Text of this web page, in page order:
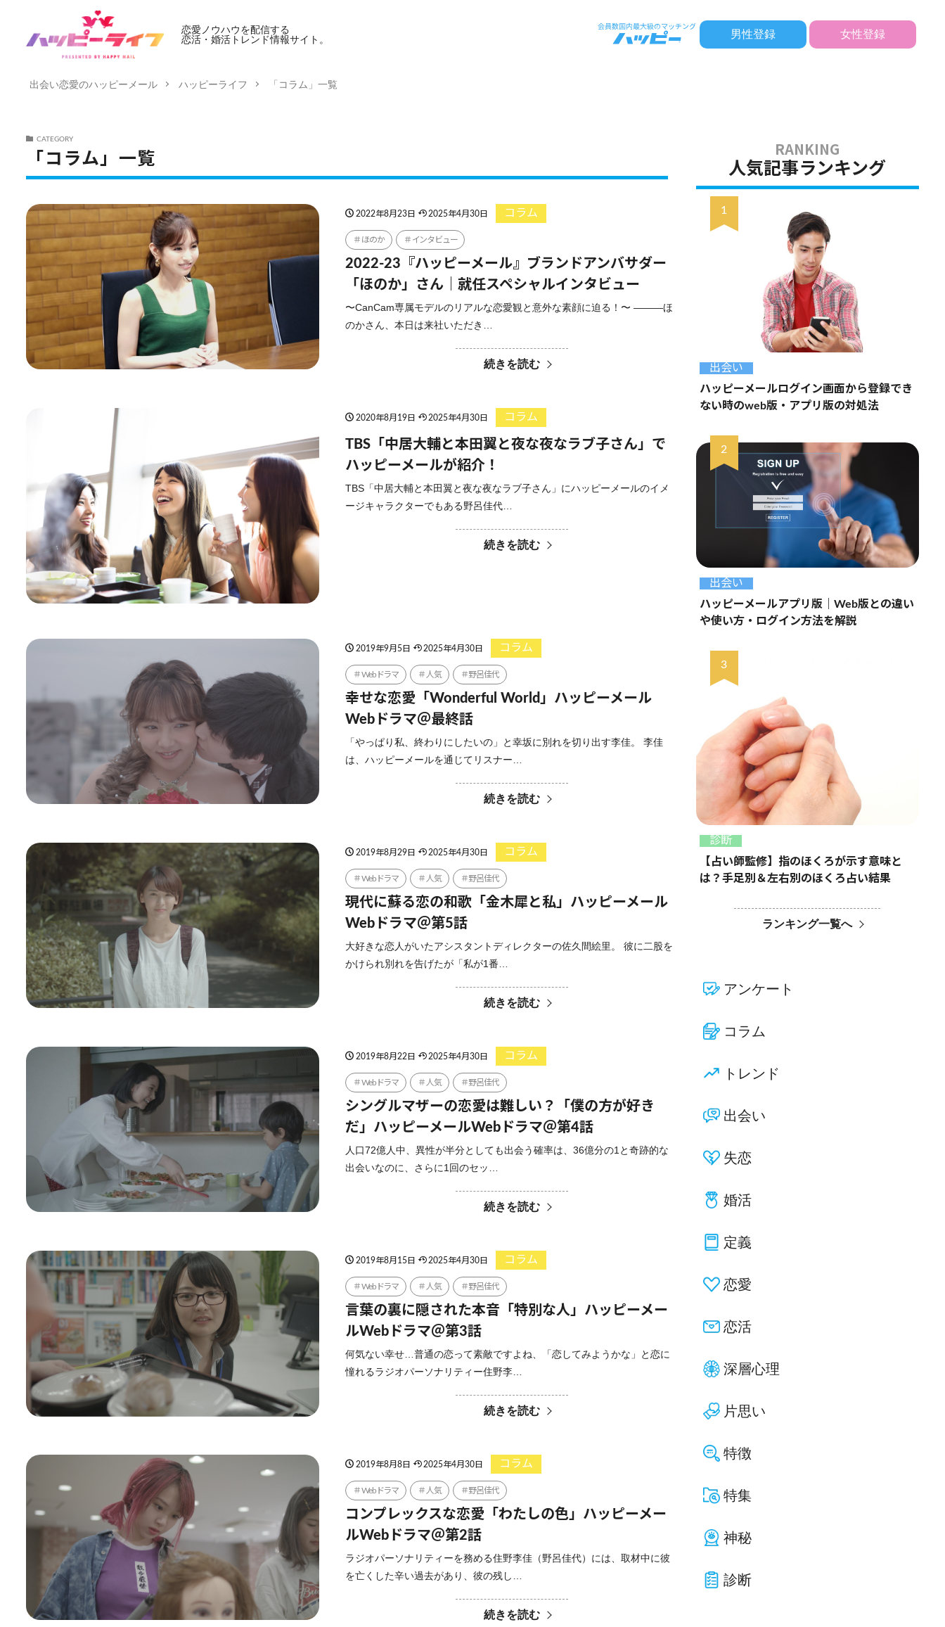
恋愛ノウハウを配信する
恋活・婚活トレンド情報サイト。
男性登録 女性登録
出会い恋愛のハッピーメール ハッピーライフ 「コラム」一覧
CATEGORY
「コラム」一覧
2022年8月23日 2025年4月30日 コラム
ほのか インタビュー
2022-23『ハッピーメール』ブランドアンバサダー
「ほのか」さん｜就任スペシャルインタビュー
〜CanCam専属モデルのリアルな恋愛観と意外な素顔に迫る！〜 ―――ほ
のかさん、本日は来社いただき…
続きを読む
2020年8月19日 2025年4月30日 コラム
TBS「中居大輔と本田翼と夜な夜なラブ子さん」で
ハッピーメールが紹介！
TBS「中居大輔と本田翼と夜な夜なラブ子さん」にハッピーメールのイメ
ージキャラクターでもある野呂佳代…
続きを読む
2019年9月5日 2025年4月30日 コラム
Webドラマ 人気 野呂佳代
幸せな恋愛「Wonderful World」ハッピーメール
Webドラマ＠最終話
「やっぱり私、終わりにしたいの」と幸坂に別れを切り出す李佳。 李佳
は、ハッピーメールを通じてリスナー…
続きを読む
2019年8月29日 2025年4月30日 コラム
Webドラマ 人気 野呂佳代
現代に蘇る恋の和歌「金木犀と私」ハッピーメール
Webドラマ＠第5話
大好きな恋人がいたアシスタントディレクターの佐久間絵里。 彼に二股を
かけられ別れを告げたが「私が1番…
続きを読む
2019年8月22日 2025年4月30日 コラム
Webドラマ 人気 野呂佳代
シングルマザーの恋愛は難しい？「僕の方が好き
だ」ハッピーメールWebドラマ＠第4話
人口72億人中、異性が半分としても出会う確率は、36億分の1と奇跡的な
出会いなのに、さらに1回のセッ…
続きを読む
2019年8月15日 2025年4月30日 コラム
Webドラマ 人気 野呂佳代
言葉の裏に隠された本音「特別な人」ハッピーメー
ルWebドラマ＠第3話
何気ない幸せ…普通の恋って素敵ですよね、「恋してみようかな」と恋に
憧れるラジオパーソナリティー住野李…
続きを読む
2019年8月8日 2025年4月30日 コラム
Webドラマ 人気 野呂佳代
コンプレックスな恋愛「わたしの色」ハッピーメー
ルWebドラマ＠第2話
ラジオパーソナリティーを務める住野李佳（野呂佳代）には、取材中に彼
を亡くした辛い過去があり、彼の残し…
続きを読む
人気記事ランキング
出会い
ハッピーメールログイン画面から登録でき
ない時のweb版・アプリ版の対処法
出会い
ハッピーメールアプリ版｜Web版との違い
や使い方・ログイン方法を解説
診断
【占い師監修】指のほくろが示す意味と
は？手足別＆左右別のほくろ占い結果
ランキング一覧へ
アンケート
コラム
トレンド
出会い
失恋
婚活
定義
恋愛
恋活
深層心理
片思い
特徴
特集
神秘
診断